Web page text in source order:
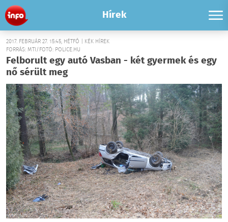
Hírek
2017. FEBRUÁR 27. 15:45, HÉTFŐ | KÉK HÍREK
FORRÁS: MTI/FOTÓ: POLICE.HU
Felborult egy autó Vasban - két gyermek és egy
nő sérült meg